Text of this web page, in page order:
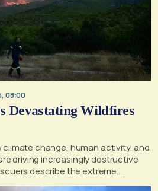
08:00
Devastating Wildfires
change, human activity, and
driving increasingly destructive
describe the extreme